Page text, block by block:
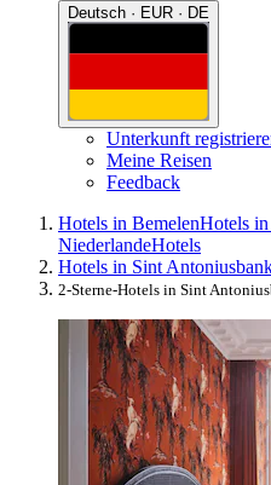
Deutsch · EUR · DE
Unterkunft
Meine Reisen
Feedback
Hotels in BemelenHotels
NiederlandeHotels
Hotels in Sint
2-Sterne-Hotels in Sint